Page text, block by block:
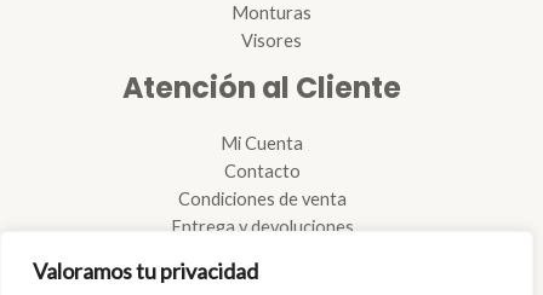
Valoramos tu privacidad
Monturas
Visores
Atención al Cliente
Mi Cuenta
Contacto
Condiciones de venta
Entrega y devoluciones
Reparación de armas